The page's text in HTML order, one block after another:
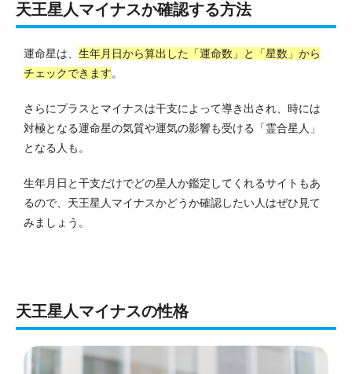
天王星人マイナスか確認する方法
運命星は、 生年月日から算出した「運命数」と「星数」から
チェックできます。
さらにプラスとマイナスは干支によって導き出され、時には
対極となる運命星の気質や運気の影響も受ける「霊合星人」
となる人も。
生年月日と干支だけでどの星人か鑑定してくれるサイトもあ
るので、天王星人マイナスかどうか確認したい人はぜひ見て
みましょう。
天王星人マイナスの性格